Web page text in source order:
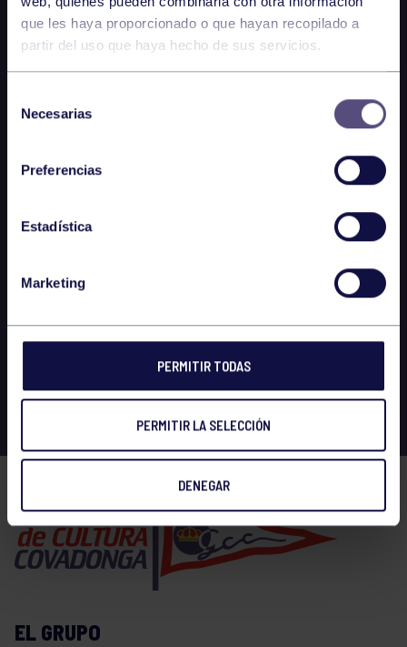
que les haya proporcionado o que hayan recopilado a
partir del uso que haya hecho de sus servicios.
Necesarias
Preferencias
Estadística
Marketing
PERMITIR TODAS
PERMITIR LA SELECCIÓN
DENEGAR
EL GRUPO